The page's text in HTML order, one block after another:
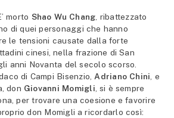
morto Shao Wu Chang , ribattezzato
di quei personaggi che hanno
le tensioni causate dalla forte
cinesi, nella frazione di San
anni Novanta del secolo scorso.
di Campi Bisenzio, Adriano Chini , e
don Giovanni Momigli , si è sempre
per trovare una coesione e favorire
don Momigli a ricordarlo così: